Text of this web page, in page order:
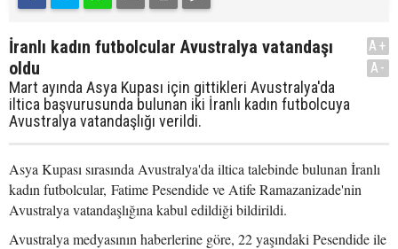
İranlı kadın futbolcular Avustralya vatandaşı
oldu
Mart ayında Asya Kupası için gittikleri Avustralya'da
iltica başvurusunda bulunan iki İranlı kadın futbolcuya
Avustralya vatandaşlığı verildi.
A+
A-
Asya Kupası sırasında Avustralya'da iltica talebinde bulunan İranlı
kadın futbolcular, Fatime Pesendide ve Atife Ramazanizade'nin
Avustralya vatandaşlığına kabul edildiği bildirildi.
Avustralya medyasının haberlerine göre, 22 yaşındaki Pesendide ile